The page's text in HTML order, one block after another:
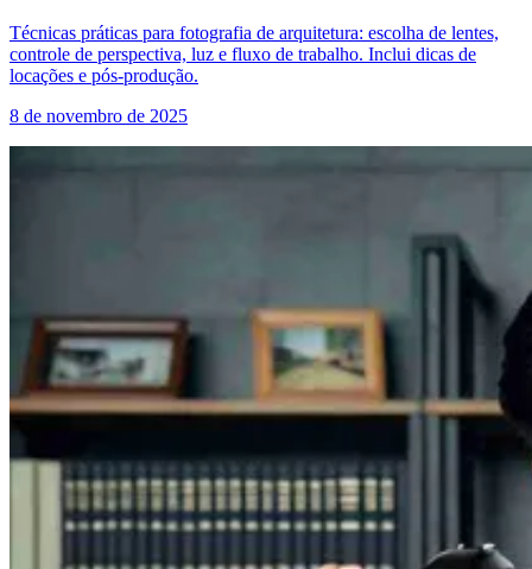
Técnicas práticas para fotografia de arquitetura: escolha de lentes,
controle de perspectiva, luz e fluxo de trabalho. Inclui dicas de
locações e pós-produção.
8 de novembro de 2025